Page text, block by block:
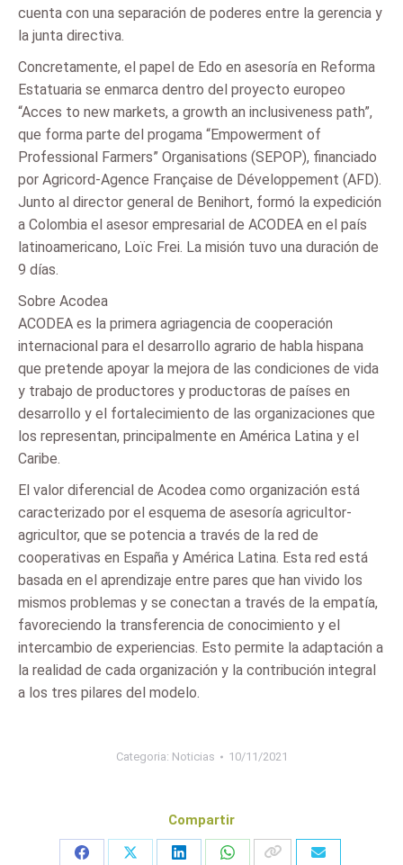
cuenta con una separación de poderes entre la gerencia y
la junta directiva.
Concretamente, el papel de Edo en asesoría en Reforma
Estatuaria se enmarca dentro del proyecto europeo
“Acces to new markets, a growth an inclusiveness path”,
que forma parte del progama “Empowerment of
Professional Farmers” Organisations (SEPOP), financiado
por Agricord-Agence Française de Développement (AFD).
Junto al director general de Benihort, formó la expedición
a Colombia el asesor empresarial de ACODEA en el país
latinoamericano, Loïc Frei. La misión tuvo una duración de
9 días.
Sobre Acodea
ACODEA es la primera agriagencia de cooperación
internacional para el desarrollo agrario de habla hispana
que pretende apoyar la mejora de las condiciones de vida
y trabajo de productores y productoras de países en
desarrollo y el fortalecimiento de las organizaciones que
los representan, principalmente en América Latina y el
Caribe.
El valor diferencial de Acodea como organización está
caracterizado por el esquema de asesoría agricultor-
agricultor, que se potencia a través de la red de
cooperativas en España y América Latina. Esta red está
basada en el aprendizaje entre pares que han vivido los
mismos problemas y se conectan a través de la empatía,
favoreciendo la transferencia de conocimiento y el
intercambio de experiencias. Esto permite la adaptación a
la realidad de cada organización y la contribución integral
a los tres pilares del modelo.
Categoria: Noticias 10/11/2021
Compartir